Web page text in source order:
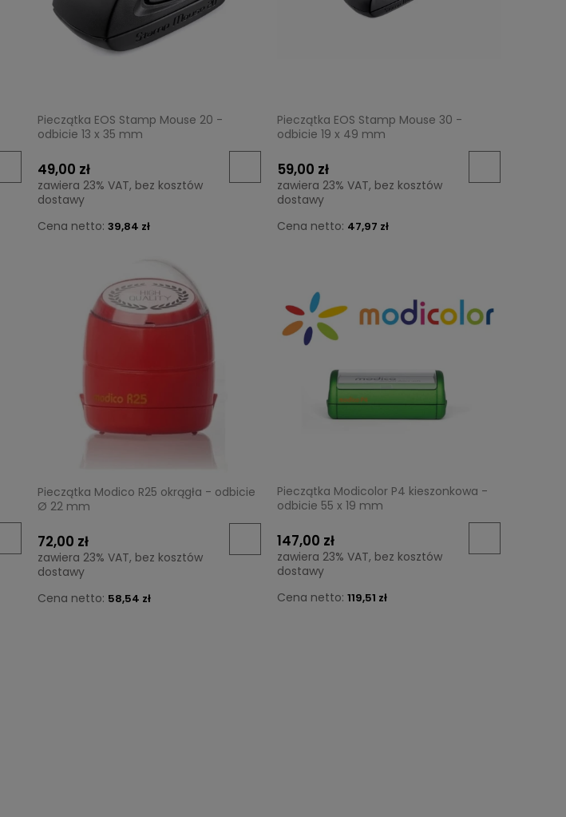
Pieczątka EOS Stamp Mouse 20 -
odbicie 13 x 35 mm
49,00 zł
zawiera 23% VAT, bez kosztów
dostawy
Cena netto: 39,84 zł
Pieczątka EOS Stamp Mouse 30 -
odbicie 19 x 49 mm
59,00 zł
zawiera 23% VAT, bez kosztów
dostawy
Cena netto: 47,97 zł
Pieczątka Modico R25 okrągła - odbicie
Ø 22 mm
72,00 zł
zawiera 23% VAT, bez kosztów
dostawy
Cena netto: 58,54 zł
Pieczątka Modicolor P4 kieszonkowa -
odbicie 55 x 19 mm
147,00 zł
zawiera 23% VAT, bez kosztów
dostawy
Cena netto: 119,51 zł